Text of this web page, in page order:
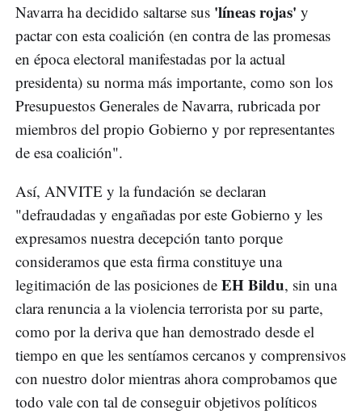
Navarra ha decidido saltarse sus 'líneas rojas' y
pactar con esta coalición (en contra de las promesas
en época electoral manifestadas por la actual
presidenta) su norma más importante, como son los
Presupuestos Generales de Navarra, rubricada por
miembros del propio Gobierno y por representantes
de esa coalición".
Así, ANVITE y la fundación se declaran
"defraudadas y engañadas por este Gobierno y les
expresamos nuestra decepción tanto porque
consideramos que esta firma constituye una
legitimación de las posiciones de EH Bildu, sin una
clara renuncia a la violencia terrorista por su parte,
como por la deriva que han demostrado desde el
tiempo en que les sentíamos cercanos y comprensivos
con nuestro dolor mientras ahora comprobamos que
todo vale con tal de conseguir objetivos políticos